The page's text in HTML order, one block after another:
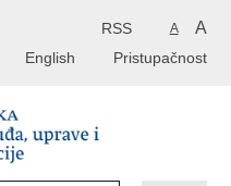
A A
RSS
Pristupačnost
English